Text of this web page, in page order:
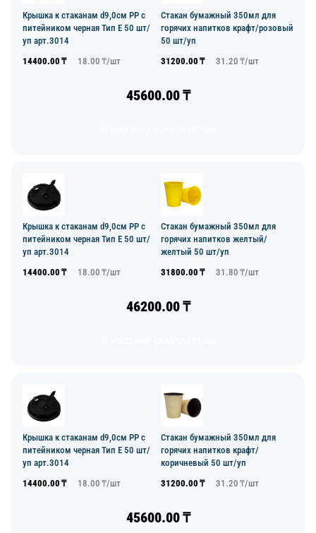
Крышка к стаканам d9,0см PP с
питейником черная Тип Е 50 шт/
уп арт.3014
14400.00 ₸ 18.00 ₸/шт
Стакан бумажный 350мл для
горячих напитков крафт/розовый
50 шт/уп
31200.00 ₸ 31.20 ₸/шт
45600.00₸
Крышка к стаканам d9,0см PP с
питейником черная Тип Е 50 шт/
уп арт.3014
14400.00 ₸ 18.00 ₸/шт
Стакан бумажный 350мл для
горячих напитков желтый/
желтый 50 шт/уп
31800.00 ₸ 31.80 ₸/шт
46200.00₸
Крышка к стаканам d9,0см PP с
питейником черная Тип Е 50 шт/
уп арт.3014
14400.00 ₸ 18.00 ₸/шт
Стакан бумажный 350мл для
горячих напитков крафт/
коричневый 50 шт/уп
31200.00 ₸ 31.20 ₸/шт
45600.00₸